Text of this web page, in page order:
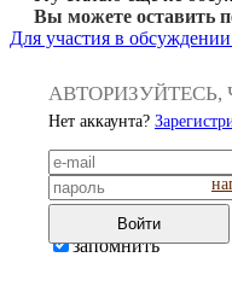
Вы можете оставить
Для участия в обсуждении
Нет аккаунта?
Войти
запомнить